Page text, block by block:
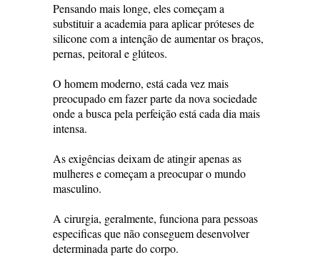
Pensando mais longe, eles começam a
substituir a academia para aplicar próteses de
silicone com a intenção de aumentar os braços,
pernas, peitoral e glúteos.
O homem moderno, está cada vez mais
preocupado em fazer parte da nova sociedade
onde a busca pela perfeição está cada dia mais
intensa.
As exigências deixam de atingir apenas as
mulheres e começam a preocupar o mundo
masculino.
A cirurgia, geralmente, funciona para pessoas
especificas que não conseguem desenvolver
determinada parte do corpo.